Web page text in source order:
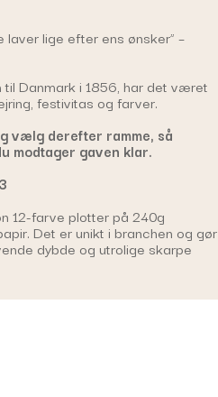
laver lige efter ens ønsker” –
Danmark i 1856, har det været
festivitas og farver.
vælg derefter ramme, så
modtager gaven klar.
12-farve plotter på 240g
Det er unikt i branchen og gør
dybde og utrolige skarpe